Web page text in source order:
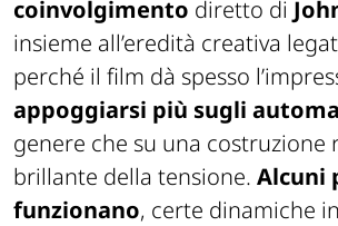
coinvolgimento diretto di
insieme all’eredità creativa
perché il film dà spesso
appoggiarsi più sugli
genere che su una costruzione
brillante della tensione. Alcuni
funzionano, certe dinamiche